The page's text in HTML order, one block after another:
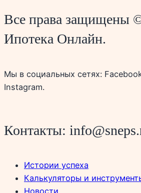
Все права защищены
Ипотека Онлайн.
Мы в социальных сетях:
Instagram.
Контакты:
Истории успеха
Калькуляторы и